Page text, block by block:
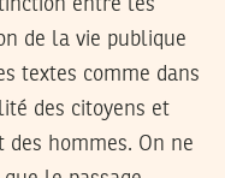
entre les
de la vie publique
textes comme dans
des citoyens et
hommes. On ne